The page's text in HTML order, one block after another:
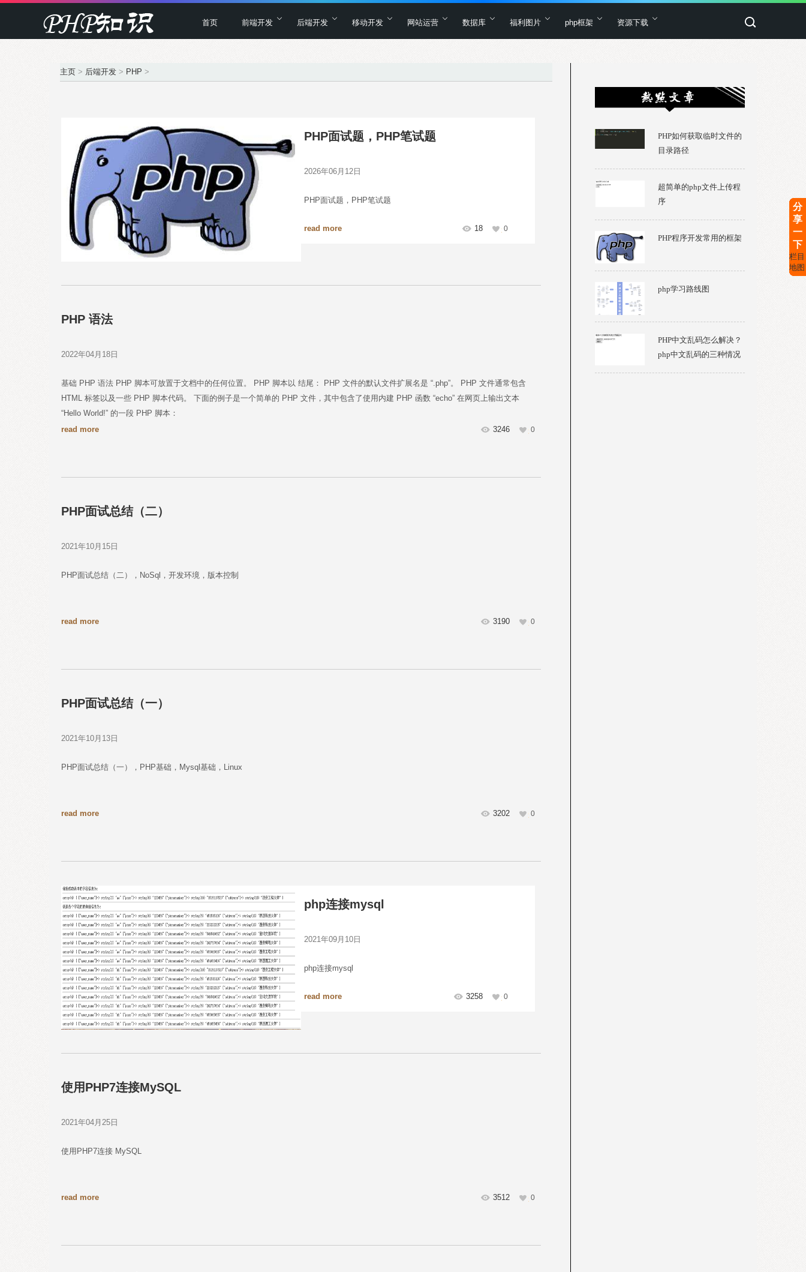
首页 前端开发 后端开发 移动开发 网站运营 数据库 福利图片 php框架 资源下载
主页 > 后端开发 > PHP >
PHP面试题，PHP笔试题
2026年06月12日
PHP面试题，PHP笔试题
read more 0
18
PHP 语法
2022年04月18日
基础 PHP 语法 PHP 脚本可放置于文档中的任何位置。 PHP 脚本以 结尾： PHP 文件的默认文件扩展名是 “.php”。 PHP 文件通常包含
HTML 标签以及一些 PHP 脚本代码。 下面的例子是一个简单的 PHP 文件，其中包含了使用内建 PHP 函数 “echo” 在网页上输出文本
“Hello World!” 的一段 PHP 脚本：
read more
0
3246
PHP面试总结（二）
2021年10月15日
PHP面试总结（二），NoSql，开发环境，版本控制
read more 0
3190
PHP面试总结（一）
2021年10月13日
PHP面试总结（一），PHP基础，Mysql基础，Linux
read more 0
3202
php连接mysql
2021年09月10日
php连接mysql
read more 0
3258
使用PHP7连接MySQL
2021年04月25日
使用PHP7连接 MySQL
read more 0
3512
PHP如何获取临时文件的
目录路径
超简单的php文件上传程
序
PHP程序开发常用的框架
php学习路线图
PHP中文乱码怎么解决？
php中文乱码的三种情况
分
享
一
下
栏目
地图